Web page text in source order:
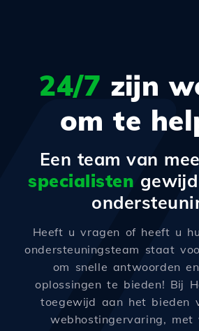
24/7 zijn
om te
Een team van
specialisten
Heeft u vragen of heeft u
ondersteuningsteam staat
om snelle antwoorden
oplossingen te bieden! Bij
toegewijd aan het bieden
webhostingervaring, met